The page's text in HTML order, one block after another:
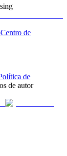
Centro de
de
de autor